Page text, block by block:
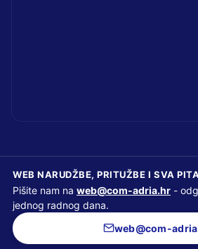
WEB NARUDŽBE, PRITUŽBE I SVA
Pišite nam na web@com-adria.hr -
jednog radnog dana.
web@com-